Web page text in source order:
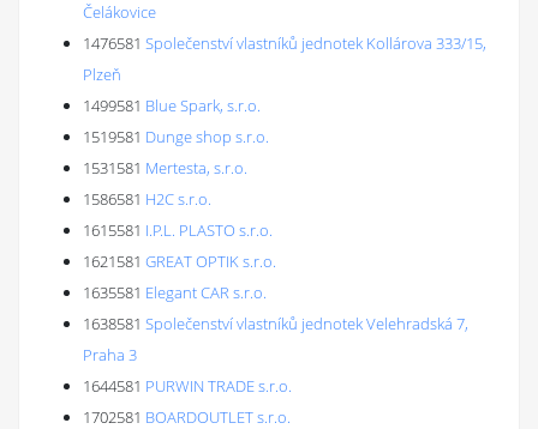
Čelákovice
1476581 Společenství vlastníků jednotek Kollárova 333/15,
Plzeň
1499581 Blue Spark, s.r.o.
1519581 Dunge shop s.r.o.
1531581 Mertesta, s.r.o.
1586581 H2C s.r.o.
1615581 I.P.L. PLASTO s.r.o.
1621581 GREAT OPTIK s.r.o.
1635581 Elegant CAR s.r.o.
1638581 Společenství vlastníků jednotek Velehradská 7,
Praha 3
1644581 PURWIN TRADE s.r.o.
1702581 BOARDOUTLET s.r.o.